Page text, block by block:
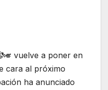
vuelve a poner en
cara al próximo
ha anunciado